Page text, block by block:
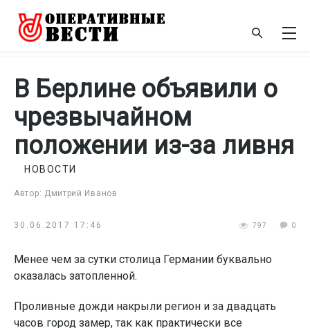
В Берлине объявили о
чрезвычайном
положении из-за ливня
Автор: Дмитрий Иванов
НОВОСТИ
30.06.2017 17:46 797 0
Менее чем за сутки столица Германии буквально
оказалась затопленной.
Проливные дожди накрыли регион и за двадцать
часов город замер, так как практически все